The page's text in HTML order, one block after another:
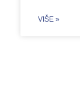
VIŠE »